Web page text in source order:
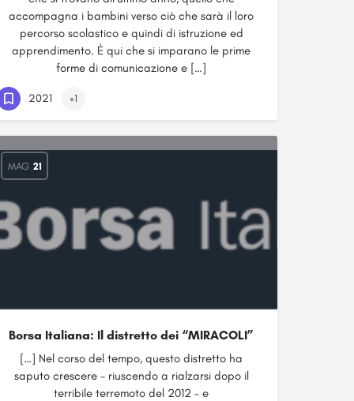
accompagna i bambini verso ciò che sarà il loro
percorso scolastico e quindi di istruzione ed
apprendimento. È qui che si imparano le prime
forme di comunicazione e […]
2021 +1
MAG 21
Borsa Italiana: Il distretto dei “MIRACOLI”
[…] Nel corso del tempo, questo distretto ha
saputo crescere – riuscendo a rialzarsi dopo il
terribile terremoto del 2012 – e